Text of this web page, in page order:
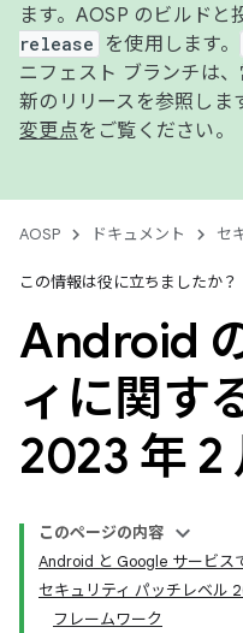
ます。AOSP のビルドと
release
を使用します。
ニフェスト ブランチは
新のリリースを参照しま
変更点をご覧ください。
AOSP ドキュメント セ
この情報は役に立ちましたか？
Android
ィに関す
2023 年 2
このページの内容
Android と Google サービス
セキュリティ パッチレベル
フレームワーク